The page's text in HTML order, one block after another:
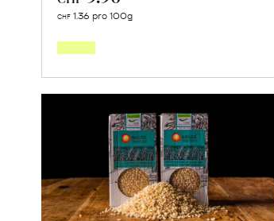
CHF 1.36 pro 100g